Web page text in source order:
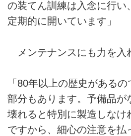
の装てん訓練は入念に行い
定期的に開いています」
メンテナンスにも力を入
「80年以上の歴史がある
部分もあります。予備品が
壊れると特別に製造しなけ
ですから、細心の注意を払